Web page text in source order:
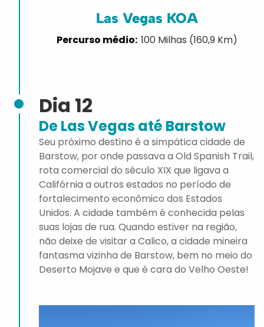
Las Vegas KOA
100 Milhas (160,9 Km)
Dia 12
De Las Vegas até Barstow
Seu próximo destino é a simpática cidade de
Barstow, por onde passava a Old Spanish Trail,
rota comercial do século XIX que ligava a
Califórnia a outros estados no período de
fortalecimento econômico dos Estados
Unidos. A cidade também é conhecida pelas
suas lojas de rua. Quando estiver na região,
não deixe de visitar a Calico, a cidade mineira
fantasma vizinha de Barstow, bem no meio do
Deserto Mojave e que é cara do Velho Oeste!